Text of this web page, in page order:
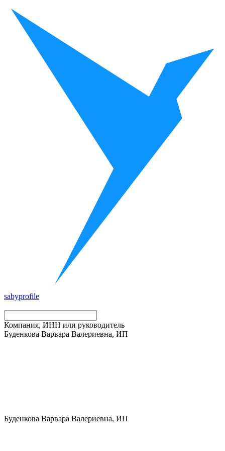
sabyprofile
Компания, ИНН или руководитель
Буденкова Варвара Валериевна, ИП
Буденкова Варвара Валериевна, ИП